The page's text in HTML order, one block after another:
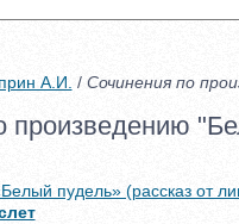
А.И. / Сочинения по
произведению
пудель» (рассказ от